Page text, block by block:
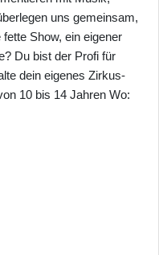
uns gemeinsam,
Show, ein eigener
Du bist der Profi für
dein eigenes Zirkus-
10 bis 14 Jahren Wo: